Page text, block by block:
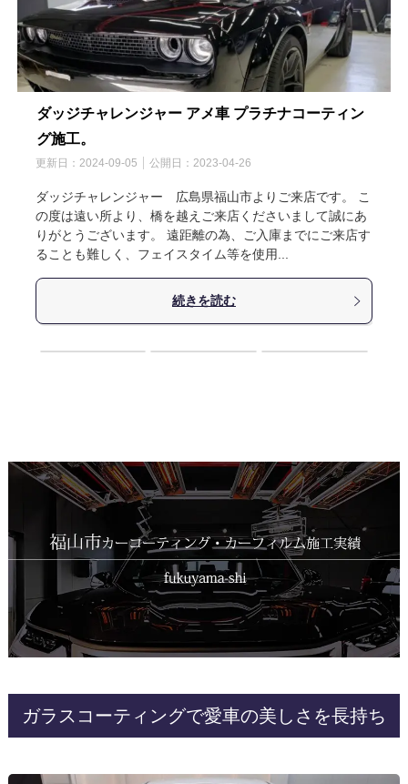
ダッジチャレンジャー アメ車 プラチナコーティン
グ施工。
更新日： 2024-09-05 公開日： 2023-04-26
ダッジチャレンジャー 広島県福山市よりご来店です。 こ
の度は遠い所より、橋を越えご来店くださいまして誠にあ
りがとうございます。 遠距離の為、ご入庫までにご来店す
ることも難しく、フェイスタイム等を使用...
続きを読む
ガラスコーティングで愛車の美しさを長持ち